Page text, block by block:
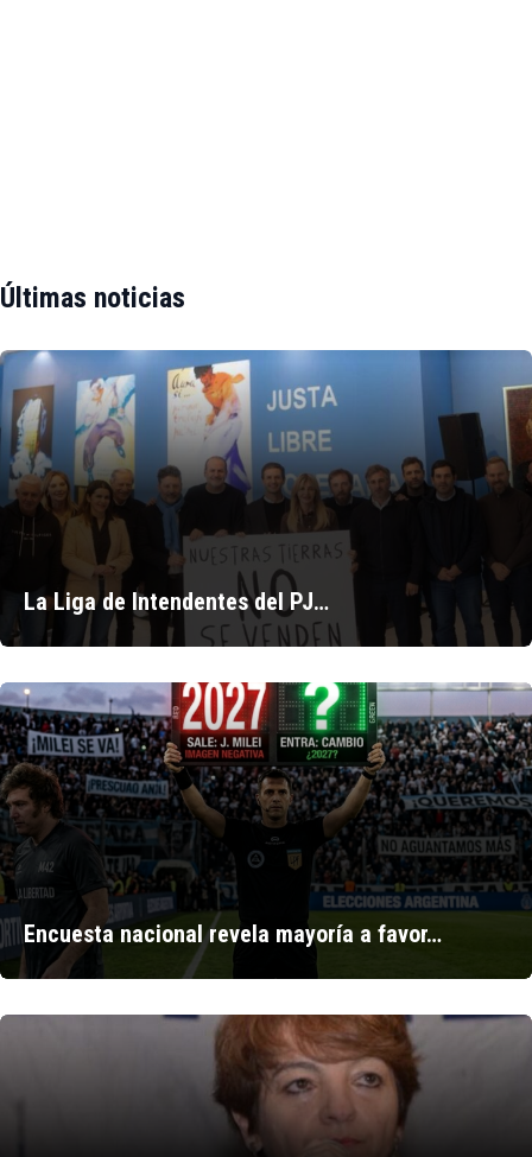
Últimas noticias
La Liga de Intendentes del PJ…
Encuesta nacional revela mayoría a favor…